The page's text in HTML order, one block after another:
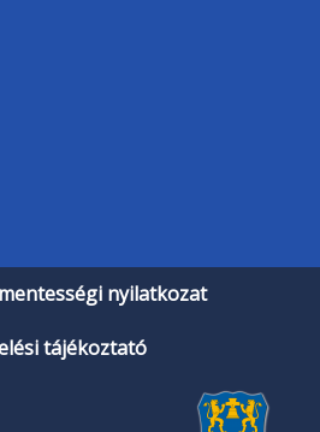
nyilatkozat
tájékoztató